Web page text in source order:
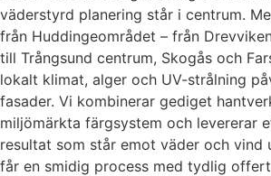
väderstyrd planering står i centrum.
från Huddingeområdet – från
till Trångsund centrum, Skogås och
lokalt klimat, alger och UV-strålning
fasader. Vi kombinerar gediget
miljömärkta färgsystem och levererar
resultat som står emot väder och vind
får en smidig process med tydlig